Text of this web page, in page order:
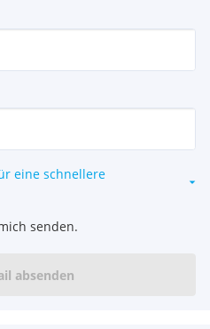
eine schnellere
senden.
absenden